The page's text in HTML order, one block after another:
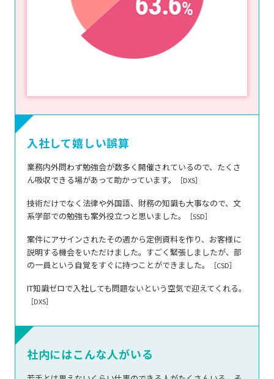
入社して嬉しい誤算
業務内外問わず勉強会が数多く開催されているので、たくさ
ん吸収できる場があって助かっています。
［DXS］
技術だけでなく法律や外国語、財務の知識も大事なので、文
系学部での勉強も案外役立つと思いました。
［SSD］
案件にアサインされたその週から定例資料を作り、お客様に
説明する機会をいただけました。すごく緊張しましたが、部
の一員という自覚をすぐに持つことができました。
［CSD］
IT知識ゼロで入社しても問題ないという空気で迎えてくれる。
［DXS］
社内にはこんな人がいる